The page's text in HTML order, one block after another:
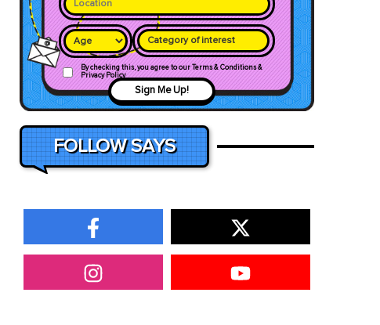
Category of interest
By checking this, you agree to our Terms & Conditions &
Privacy Policy
Sign Me Up!
FOLLOW SAYS